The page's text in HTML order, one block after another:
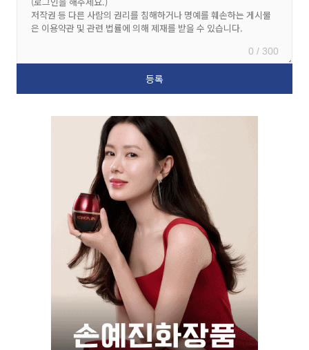
0 / 300